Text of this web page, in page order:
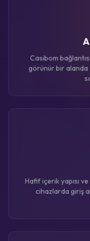
Casibom
görünür bir alanda
Hafif içerik yapısı
cihazlarda giriş